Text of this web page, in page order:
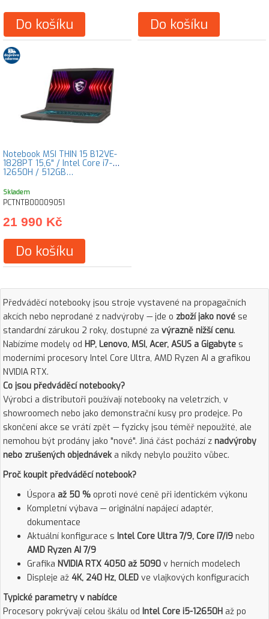
Do košíku Do košíku
Notebook MSI THIN 15 B12VE-
1828PT 15,6" / Intel Core i7-
12650H / 512GB…
Skladem
PCTNTB00009051
21 990 Kč
Do košíku
Předváděcí notebooky jsou stroje vystavené na propagačních
akcích nebo neprodané z nadvýroby — jde o zboží jako nové se
standardní zárukou 2 roky, dostupné za výrazně nižší cenu.
Nabízíme modely od HP, Lenovo, MSI, Acer, ASUS a Gigabyte s
moderními procesory Intel Core Ultra, AMD Ryzen AI a grafikou
NVIDIA RTX.
Co jsou předváděcí notebooky?
Výrobci a distributoři používají notebooky na veletrzích, v
showroomech nebo jako demonstrační kusy pro prodejce. Po
skončení akce se vrátí zpět — fyzicky jsou téměř nepoužité, ale
nemohou být prodány jako "nové". Jiná část pochází z nadvýroby
nebo zrušených objednáveka nikdy nebylo použito vůbec.
Proč koupit předváděcí notebook?
Úspora až 50 % oproti nové ceně při identickém výkonu
Kompletní výbava — originální napájecí adaptér,
dokumentace
Aktuální konfigurace s Intel Core Ultra 7/9, Core i7/i9 nebo
AMD Ryzen AI 7/9
Grafika NVIDIA RTX 4050 až 5090 v herních modelech
Displeje až 4K, 240 Hz, OLED ve vlajkových konfiguracích
Typické parametry v nabídce
Procesory pokrývají celou škálu od Intel Core i5-12650H až po